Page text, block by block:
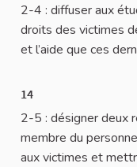
2-4 : diffuser aux
droits des victimes
et l’aide que ces
14
2-5 : désigner deux
membre du
aux victimes et